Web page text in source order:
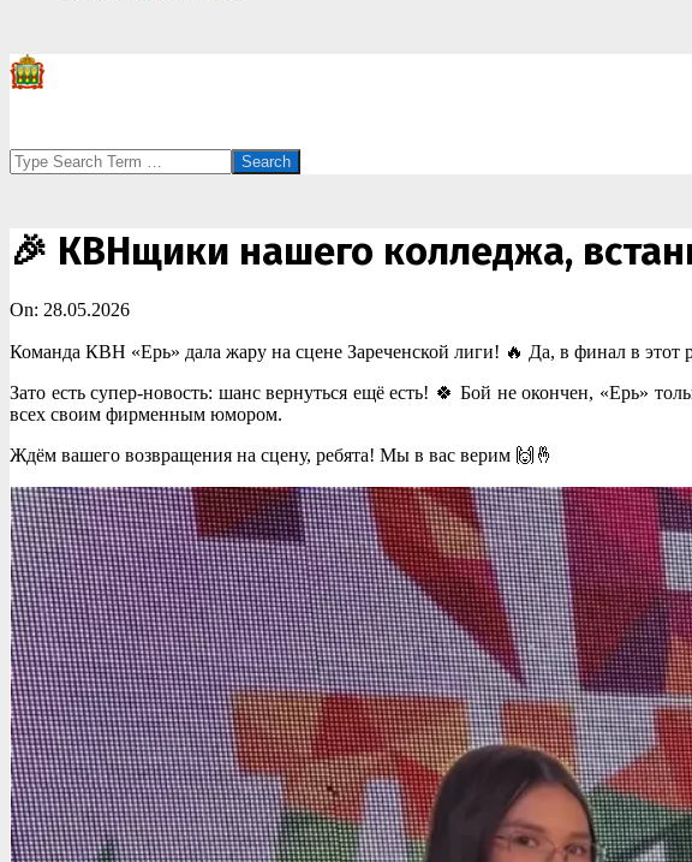
Search
🎉 КВНщики нашего колледжа,
On: 28.05.2026
Команда КВН «Ерь» дала жару на сцене Зареченской лиги! 🔥 Да, в финал в этот
Зато есть супер-новость: шанс вернуться ещё есть! 🍀 Бой не окончен, «Ерь»
всех своим фирменным юмором.
Ждём вашего возвращения на сцену, ребята! Мы в вас верим 🙌🤞